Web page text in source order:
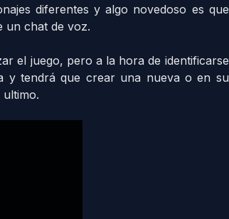
diferentes y algo novedoso es que
un chat de voz.
el juego, pero a la hora de identificarse
y tendrá que crear una nueva o en su